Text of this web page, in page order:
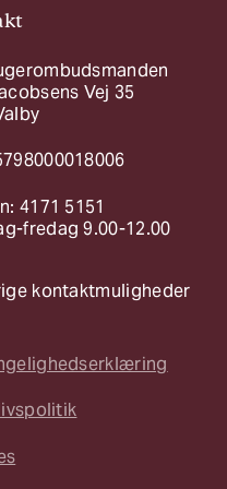
Vej 35
4171 5151
fredag 9.00-12.00
kontaktmuligheder